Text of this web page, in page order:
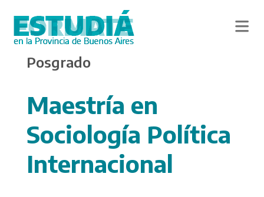
content
Posgrado
Maestría en
Sociología Política
Internacional